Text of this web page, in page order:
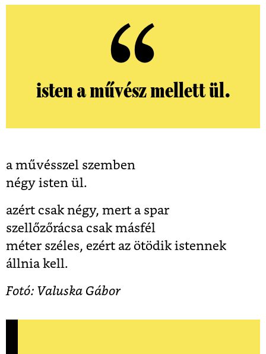
isten a művész mellett ül.
a művésszel szemben
négy isten ül.
azért csak négy, mert a spar
szellőzőrácsa csak másfél
méter széles, ezért az ötödik istennek
állnia kell.
Fotó: Valuska Gábor